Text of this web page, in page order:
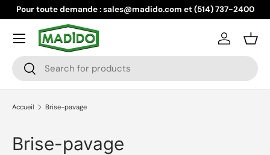
Aller au contenu
Pour toute demande : sales@madido.com et (514) 737-2400
Recherche
Rechercher
Se
Menu
Accueil Brise-pavage
Brise-pavage